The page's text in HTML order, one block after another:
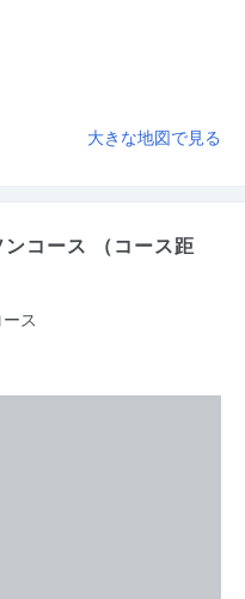
大きな地図で見る
コース （コース距
ス